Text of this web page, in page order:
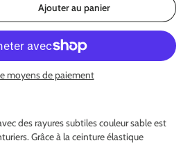
Ajouter au panier
moyens de paiement
des rayures subtiles couleur sable est
Grâce à la ceinture élastique